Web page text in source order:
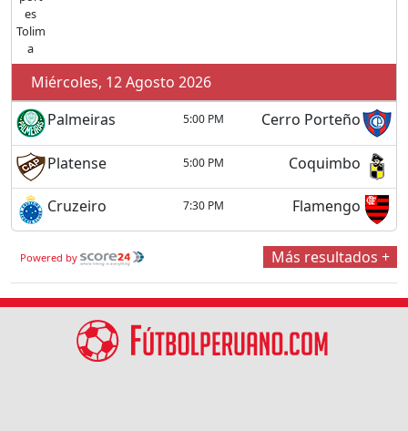
Miércoles, 12 Agosto 2026
Palmeiras
5:00 PM Cerro Porteño
Platense 5:00 PM Coquimbo
Cruzeiro 7:30 PM Flamengo
Powered by Más resultados +